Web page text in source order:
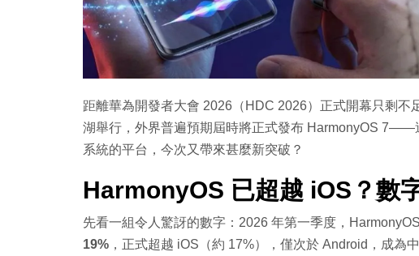
距離華為開發者大會 2026（HDC 2026）正式開幕只剩
湖舉行，外界普遍預期屆時將正式發布 HarmonyOS 7——
系統的平台，今次又帶來甚麼新突破？
HarmonyOS 已超越 iOS？數
先看一組令人驚訝的數字：2026 年第一季度，
19% ，正式超越 iOS（約 17%），僅次於 Android，成為
Link